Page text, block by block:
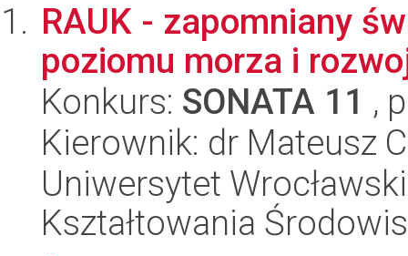
RAUK - zapomniany
poziomu morza i
Konkurs: SONATA 11 ,
Kierownik: dr Mateusz
Uniwersytet
Kształtowania